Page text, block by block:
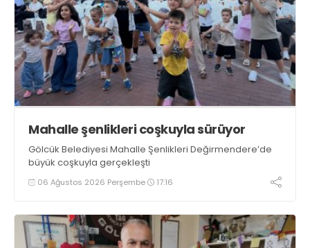
Mahalle şenlikleri coşkuyla sürüyor
Gölcük Belediyesi Mahalle Şenlikleri Değirmendere’de
büyük coşkuyla gerçekleşti
06 Ağustos 2026 Perşembe 17:16